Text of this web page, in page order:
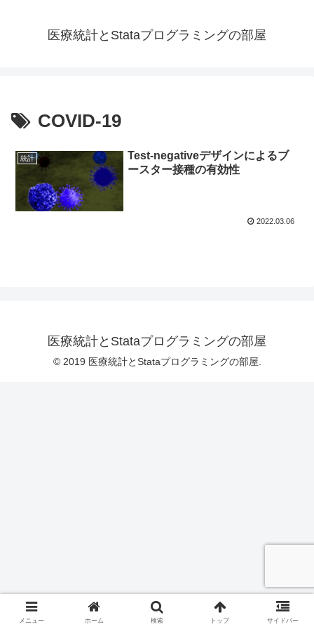
医療統計とStataプログラミングの部屋
COVID-19
統計
Test-negativeデザインによるブ
ースター接種の有効性
2022.03.06
医療統計とStataプログラミングの部屋
© 2019 医療統計とStataプログラミングの部屋.
メニュー ホーム 検索 トップ サイドバー